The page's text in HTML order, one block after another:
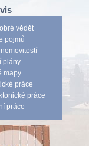
vědět
pojmů
nemovitostí
plány
mapy
práce
práce
práce